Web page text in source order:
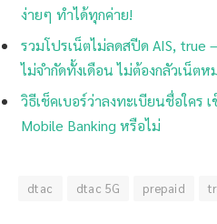
ง่ายๆ ทำได้ทุกค่าย!
รวมโปรเน็ตไม่ลดสปีด AIS, true
ไม่จำกัดทั้งเดือน ไม่ต้องกลัวเน็ตห
วิธีเช็คเบอร์ว่าลงทะเบียนชื่อใคร
Mobile Banking หรือไม่
dtac dtac 5G prepaid